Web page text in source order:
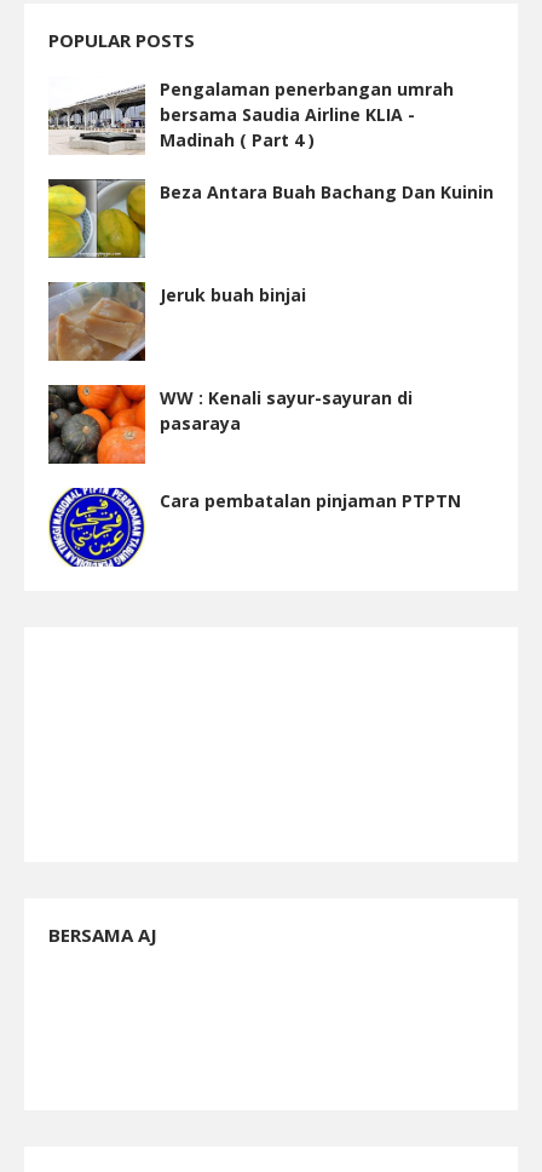
POPULAR POSTS
Pengalaman penerbangan umrah
bersama Saudia Airline KLIA -
Madinah ( Part 4 )
Beza Antara Buah Bachang Dan Kuinin
Jeruk buah binjai
WW : Kenali sayur-sayuran di
pasaraya
Cara pembatalan pinjaman PTPTN
BERSAMA AJ